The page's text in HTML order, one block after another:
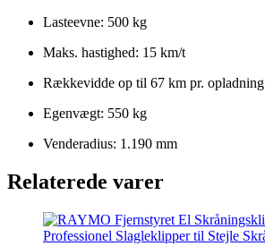
Lasteevne: 500 kg
Maks. hastighed: 15 km/t
Rækkevidde op til 67 km pr. opladning
Egenvægt: 550 kg
Venderadius: 1.190 mm
Relaterede varer